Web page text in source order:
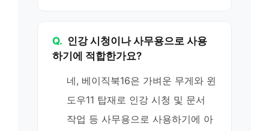
Q. 인강 시청이나 사무용으로 사용
하기에 적합한가요?
네, 베이직북16은 가벼운 무게와 윈
도우11 탑재로 인강 시청 및 문서
작업 등 사무용으로 사용하기에 아